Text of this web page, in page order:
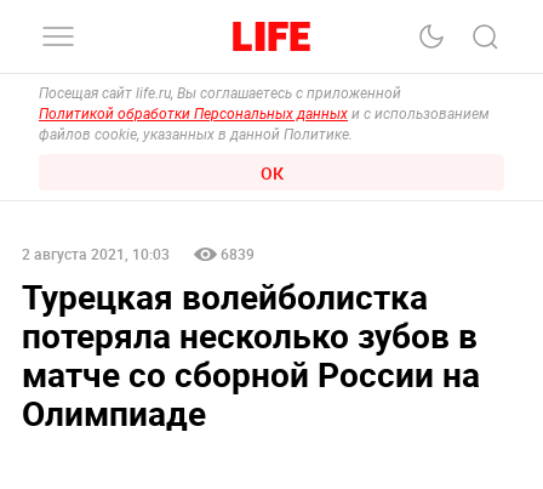
Посещая сайт life.ru, Вы соглашаетесь с приложенной
Политикой обработки Персональных данных и с использованием
файлов cookie, указанных в данной Политике.
ОК
2 августа 2021, 10:03 6839
Турецкая волейболистка
потеряла несколько зубов в
матче со сборной России на
Олимпиаде